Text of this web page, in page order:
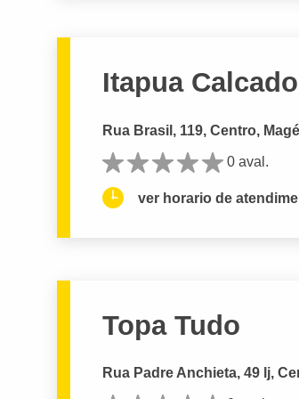
Itapua
Rua Brasil, 119, Centro,
0 aval.
ver horario de
Topa Tudo
Rua Padre Anchieta, 49 lj,